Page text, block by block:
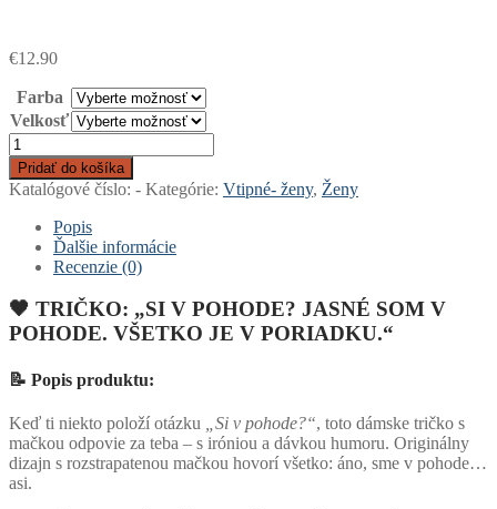
€12.90
Farba
Velkosť
množstvo
TRIČKO:
"SI
V
POHODE?
JASNÉ
SOM
POHODE.
VŠETKO
JE
PORIADKU."
Pridať do košíka
Katalógové číslo: - Kategórie: Vtipné- ženy, Ženy
Popis
Ďalšie informácie
Recenzie (0)
🖤 TRIČKO: „SI V POHODE? JASNÉ SOM V
POHODE. VŠETKO JE V PORIADKU.“
📝 Popis produktu:
Keď ti niekto položí otázku „Si v pohode?“, toto dámske tričko s
mačkou odpovie za teba – s iróniou a dávkou humoru. Originálny
dizajn s rozstrapatenou mačkou hovorí všetko: áno, sme v pohode…
asi.